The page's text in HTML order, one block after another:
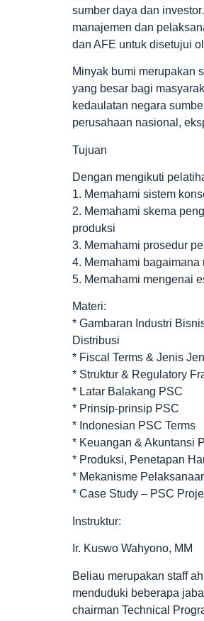
sumber daya dan
manajemen dan
dan AFE untuk disetujui
Minyak bumi merupakan
yang besar bagi
kedaulatan negara
perusahaan nasional,
Tujuan
Dengan mengikuti
1. Memahami sistem
2. Memahami skema
produksi
3. Memahami prosedur
4. Memahami
5. Memahami mengenai
Materi:
* Gambaran Industri
Distribusi
* Fiscal Terms & Jenis
* Struktur & Regulatory
* Latar Balakang PSC
* Prinsip-prinsip PSC
* Indonesian PSC Terms
* Keuangan & Akuntansi
* Produksi, Penetapan
* Mekanisme
* Case Study – PSC
Instruktur:
Ir. Kuswo Wahyono, MM
Beliau merupakan staff
menduduki beberapa
chairman Technical